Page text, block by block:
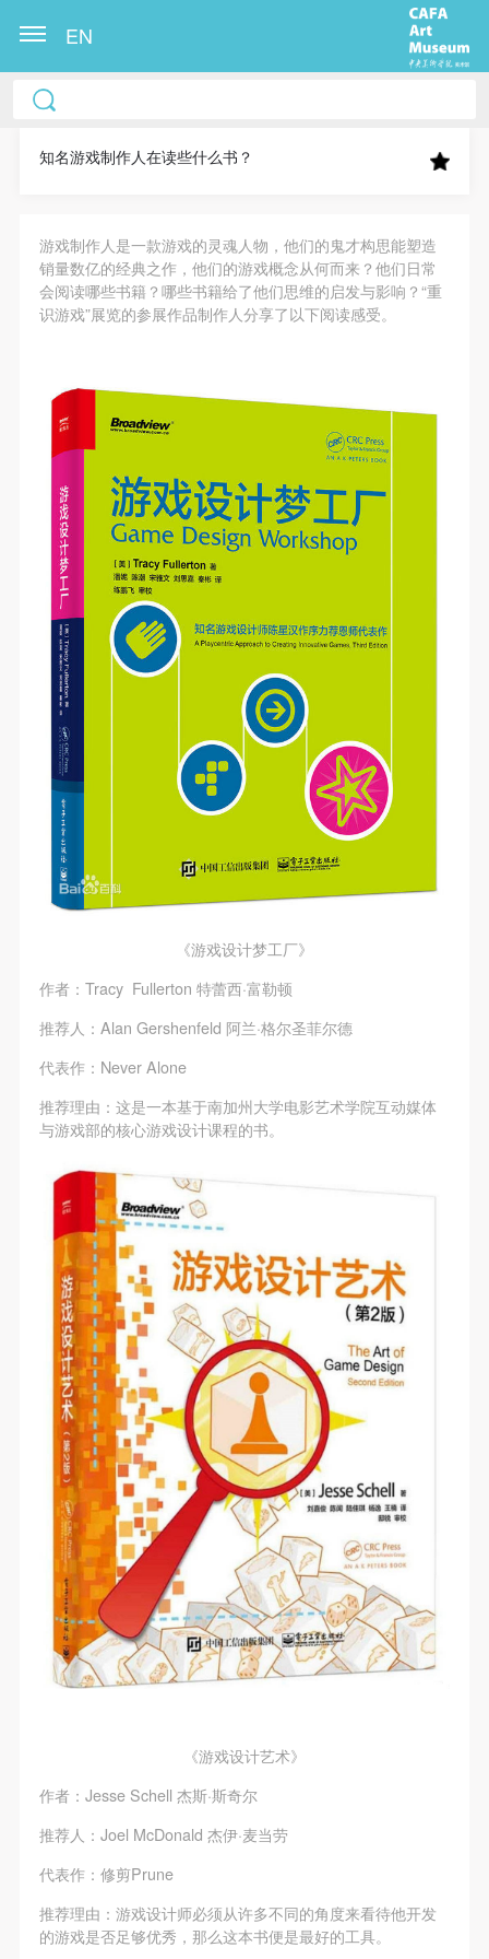
EN
知名游戏制作人在读些什么书？
游戏制作人是一款游戏的灵魂人物，他们的鬼才构思能塑造
销量数亿的经典之作，他们的游戏概念从何而来？他们日常
会阅读哪些书籍？哪些书籍给了他们思维的启发与影响？“重
识游戏”展览的参展作品制作人分享了以下阅读感受。
《游戏设计梦工厂》
作者：Tracy Fullerton 特蕾西·富勒顿
推荐人：Alan Gershenfeld 阿兰·格尔圣菲尔德
代表作：Never Alone
推荐理由：这是一本基于南加州大学电影艺术学院互动媒体
与游戏部的核心游戏设计课程的书。
《游戏设计艺术》
作者：Jesse Schell 杰斯·斯奇尔
推荐人：Joel McDonald 杰伊·麦当劳
代表作：修剪Prune
推荐理由：游戏设计师必须从许多不同的角度来看待他开发
的游戏是否足够优秀，那么这本书便是最好的工具。
中央美术学院美术馆出版授权协议书
称“CAFAM”），愿意将本人参与中央美术学院美术馆
果（如参与工作坊创作的作品）提交中央美术学院用
作发表、出版。中央美术学院可以以电子、网络及其
它数字媒体形式公开出版，并同意编入《中国知识资
在中央美术学院中使用和在互联网上传播，同意按相
关“章程”规定享受相关权益。
中央美术学院美术馆活动安全免责协议书
第一条
本次活动公平公正、自愿参加与退出、风险与责任自
负的原则。但活动有风险，参加者应有必要的风险意
第二条
参加本次活动者必须遵守中华人民共和国的相关法
律、法规，必须遵循道德和社会公德规范，并应该具
备以人为本、团结友爱、互相帮助和助人为乐的良好
品质。
第三条
参加本次活动人员应该是成年人（具有完全民事行为
能力的人，18周岁以上）未成年人必须在成年人的陪
同下参观。
第四条
励参加者自行购买人身安全保险。活动中一旦出现事
故，活动中任何非事故当事人及美术馆将不承担人身
事故的任何责任，但有互相援助的义务。参加活动的
身不承担任何法律责任和经济责任。参加本次活动者
的人身安全不负有民事及相关连带责任。
第五条
参加活动者在此次活动期间应主动遵守美术馆活动秩
序、维护美术馆场地及展示、展览、馆藏艺术作品及
衍生品的安全。活动中一旦因个人原因造成美术馆场
地、空间、艺术品、衍生品等受到不同程度的损失、
破坏。活动中任何非事故当事人及美术馆将不承担相
应的责任与损失，应由参与活动者根据相应的法律条
文、组织规定进行协商和赔偿。并追究相应的法律责
任和经济责任。
第六条
参与活动者在参与活动时应当在美术馆工作人员及活
动导师、教师指导下进行，并正确的使用活动中所涉
及到的绘画工具、创作材料及配套设备、设施，若参
与者因个人原因在使用相应绘画工具、创作材料及配
套设备、设施造成个人受伤、伤害他人及造成相应工
具、材料、设备或设施的故障或损坏。参与活动者应
当承当相应的全部责任，并主动赔偿相应的经济损
失。活动中任何非事故当事人及美术馆将不承担人身
事故的任何责任。
根据《中华人民共和国广告法》、《中华人民共和国
民法通则》以及 最高人民法院关于贯彻执行 《中华
有关规定，为明确肖像许可方（甲方）和使用方（乙
方）的权利义务关系，经双方友好协商，甲乙双方就
带有甲方肖像的作品的使用达成如下一致协议：
一、 一般约定
中央美术学院美术馆出版授权协议书
称“CAFAM”），愿意将本人参与中央美术学院美术馆
果（如参与工作坊创作的作品）提交中央美术学院用
作发表、出版。中央美术学院可以以电子、网络及其
它数字媒体形式公开出版，并同意编入《中国知识资
在中央美术学院中使用和在互联网上传播，同意按相
关“章程”规定享受相关权益。
中央美术学院美术馆活动安全免责协议书
第一条
本次活动公平公正、自愿参加与退出、风险与责任自
负的原则。但活动有风险，参加者应有必要的风险意
第二条
参加本次活动者必须遵守中华人民共和国的相关法
律、法规，必须遵循道德和社会公德规范，并应该具
备以人为本、团结友爱、互相帮助和助人为乐的良好
品质。
第三条
参加本次活动人员应该是成年人（具有完全民事行为
能力的人，18周岁以上）未成年人必须在成年人的陪
同下参观。
第四条
励参加者自行购买人身安全保险。活动中一旦出现事
故，活动中任何非事故当事人及美术馆将不承担人身
事故的任何责任，但有互相援助的义务。参加活动的
身不承担任何法律责任和经济责任。参加本次活动者
的人身安全不负有民事及相关连带责任。
第五条
参加活动者在此次活动期间应主动遵守美术馆活动秩
序、维护美术馆场地及展示、展览、馆藏艺术作品及
衍生品的安全。活动中一旦因个人原因造成美术馆场
地、空间、艺术品、衍生品等受到不同程度的损失、
破坏。活动中任何非事故当事人及美术馆将不承担相
应的责任与损失，应由参与活动者根据相应的法律条
文、组织规定进行协商和赔偿。并追究相应的法律责
任和经济责任。
第六条
参与活动者在参与活动时应当在美术馆工作人员及活
动导师、教师指导下进行，并正确的使用活动中所涉
及到的绘画工具、创作材料及配套设备、设施，若参
与者因个人原因在使用相应绘画工具、创作材料及配
套设备、设施造成个人受伤、伤害他人及造成相应工
具、材料、设备或设施的故障或损坏。参与活动者应
当承当相应的全部责任，并主动赔偿相应的经济损
失。活动中任何非事故当事人及美术馆将不承担人身
事故的任何责任。
根据《中华人民共和国广告法》、《中华人民共和国
民法通则》以及 最高人民法院关于贯彻执行 《中华
有关规定，为明确肖像许可方（甲方）和使用方（乙
方）的权利义务关系，经双方友好协商，甲乙双方就
带有甲方肖像的作品的使用达成如下一致协议：
一、 一般约定
中央美术学院美术馆出版授权协议书
称“CAFAM”），愿意将本人参与中央美术学院美术馆
果（如参与工作坊创作的作品）提交中央美术学院用
作发表、出版。中央美术学院可以以电子、网络及其
它数字媒体形式公开出版，并同意编入《中国知识资
在中央美术学院中使用和在互联网上传播，同意按相
关“章程”规定享受相关权益。
中央美术学院美术馆活动安全免责协议书
第一条
本次活动公平公正、自愿参加与退出、风险与责任自
负的原则。但活动有风险，参加者应有必要的风险意
第二条
参加本次活动者必须遵守中华人民共和国的相关法
律、法规，必须遵循道德和社会公德规范，并应该具
备以人为本、团结友爱、互相帮助和助人为乐的良好
品质。
第三条
参加本次活动人员应该是成年人（具有完全民事行为
能力的人，18周岁以上）未成年人必须在成年人的陪
同下参观。
第四条
励参加者自行购买人身安全保险。活动中一旦出现事
故，活动中任何非事故当事人及美术馆将不承担人身
事故的任何责任，但有互相援助的义务。参加活动的
身不承担任何法律责任和经济责任。参加本次活动者
的人身安全不负有民事及相关连带责任。
第五条
参加活动者在此次活动期间应主动遵守美术馆活动秩
序、维护美术馆场地及展示、展览、馆藏艺术作品及
衍生品的安全。活动中一旦因个人原因造成美术馆场
地、空间、艺术品、衍生品等受到不同程度的损失、
破坏。活动中任何非事故当事人及美术馆将不承担相
应的责任与损失，应由参与活动者根据相应的法律条
文、组织规定进行协商和赔偿。并追究相应的法律责
任和经济责任。
第六条
参与活动者在参与活动时应当在美术馆工作人员及活
动导师、教师指导下进行，并正确的使用活动中所涉
及到的绘画工具、创作材料及配套设备、设施，若参
与者因个人原因在使用相应绘画工具、创作材料及配
套设备、设施造成个人受伤、伤害他人及造成相应工
具、材料、设备或设施的故障或损坏。参与活动者应
当承当相应的全部责任，并主动赔偿相应的经济损
失。活动中任何非事故当事人及美术馆将不承担人身
事故的任何责任。
根据《中华人民共和国广告法》、《中华人民共和国
民法通则》以及 最高人民法院关于贯彻执行 《中华
有关规定，为明确肖像许可方（甲方）和使用方（乙
方）的权利义务关系，经双方友好协商，甲乙双方就
带有甲方肖像的作品的使用达成如下一致协议：
一、 一般约定